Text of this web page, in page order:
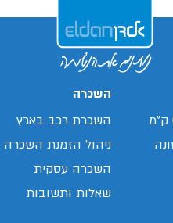
השכרה
השכרת רכב בארץ
ניהול הזמנת השכרה
השכרה עסקית
שאלות ותשובות